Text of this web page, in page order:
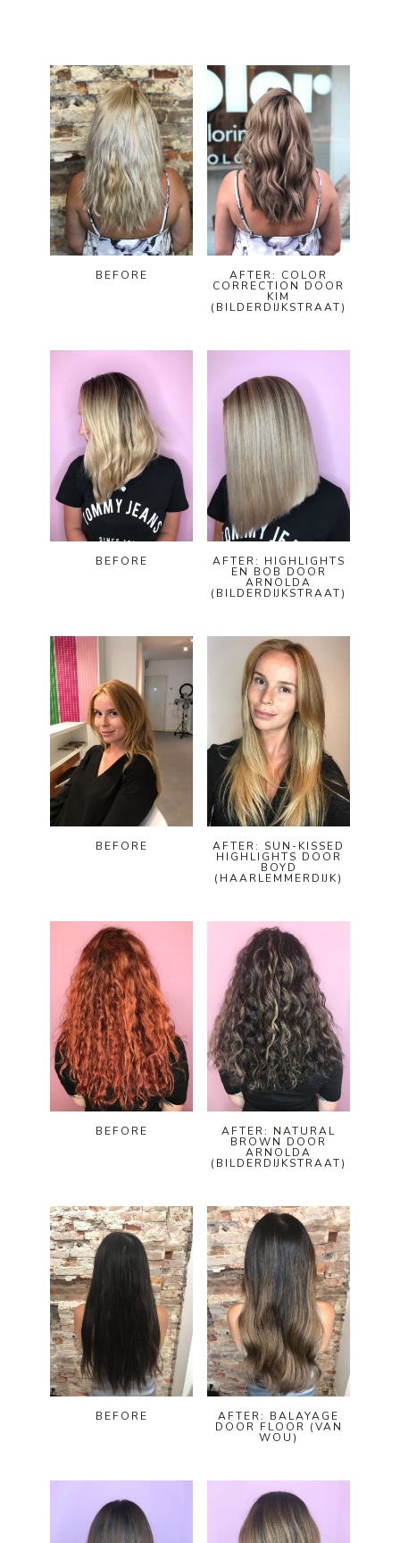
BEFORE AFTER: COLOR
CORRECTION DOOR
KIM
(BILDERDIJKSTRAAT)
BEFORE AFTER: HIGHLIGHTS
EN BOB DOOR
ARNOLDA
(BILDERDIJKSTRAAT)
BEFORE AFTER: SUN-KISSED
HIGHLIGHTS DOOR
BOYD
(HAARLEMMERDIJK)
BEFORE AFTER: NATURAL
BROWN DOOR
ARNOLDA
(BILDERDIJKSTRAAT)
BEFORE AFTER: BALAYAGE
DOOR FLOOR (VAN
WOU)